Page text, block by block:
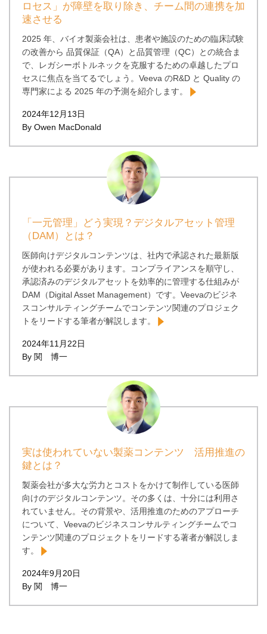
ロセス」が障壁を取り除き、チーム間の連携を加
速させる
2025 年、バイオ製薬会社は、患者や施設のための臨床試験
の改善から 品質保証（QA）と品質管理（QC）との統合ま
で、レガシーボトルネックを克服するための卓越したプロ
セスに焦点を当てるでしょう。Veeva のR&D と Quality の
専門家による 2025 年の予測を紹介します。
2024年12月13日
By Owen MacDonald
「一元管理」どう実現？デジタルアセット管理
（DAM）とは？
医師向けデジタルコンテンツは、社内で承認された最新版
が使われる必要があります。コンプライアンスを順守し、
承認済みのデジタルアセットを効率的に管理する仕組みが
DAM（Digital Asset Management）です。Veevaのビジネ
スコンサルティングチームでコンテンツ関連のプロジェク
トをリードする筆者が解説します。
2024年11月22日
By 関 博一
実は使われていない製薬コンテンツ 活用推進の
鍵とは？
製薬会社が多大な労力とコストをかけて制作している医師
向けのデジタルコンテンツ。その多くは、十分には利用さ
れていません。その背景や、活用推進のためのアプローチ
について、Veevaのビジネスコンサルティングチームでコ
ンテンツ関連のプロジェクトをリードする著者が解説しま
す。
2024年9月20日
By 関 博一